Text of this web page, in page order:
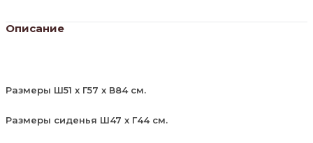
Описание
Размеры Ш51 х Г57 х В84 см.
Размеры сиденья Ш47 х Г44 см.